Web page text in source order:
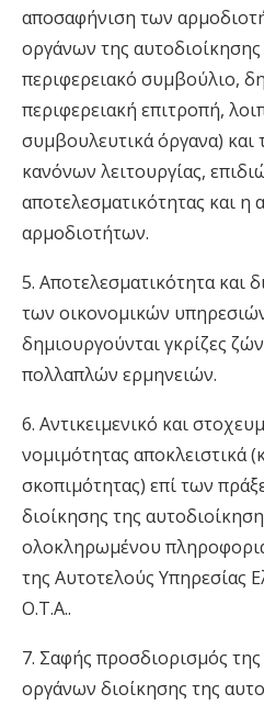
αποσαφήνιση των
οργάνων της
περιφερειακό συμβούλιο,
περιφερειακή επιτροπή,
συμβουλευτικά όργανα) και
κανόνων λειτουργίας,
αποτελεσματικότητας και
αρμοδιοτήτων.
5. Αποτελεσματικότητα και
των οικονομικών
δημιουργούνται γκρίζες
πολλαπλών ερμηνειών.
6. Αντικειμενικό και
νομιμότητας αποκλειστικά
σκοπιμότητας) επί των
διοίκησης της
ολοκληρωμένου
της Αυτοτελούς Υπηρεσίας
Ο.Τ.Α..
7. Σαφής προσδιορισμός
οργάνων διοίκησης της